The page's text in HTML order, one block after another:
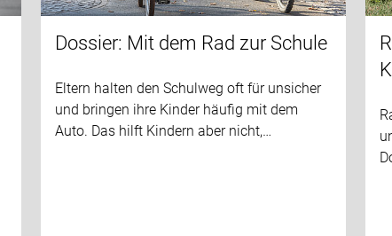
Dossier: Mit dem Rad zur Schule
Eltern halten den Schulweg oft für unsicher
und bringen ihre Kinder häufig mit dem
Auto. Das hilft Kindern aber nicht,…